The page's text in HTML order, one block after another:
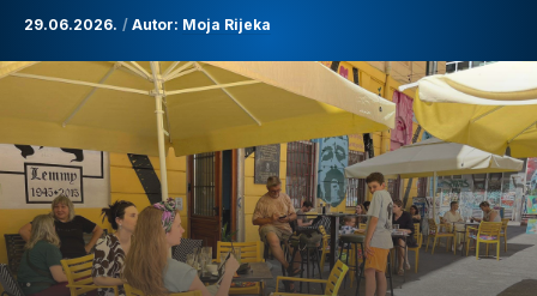
29.06.2026. Autor: Moja Rijeka